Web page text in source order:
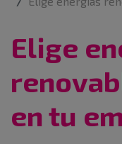
Elige
en tu